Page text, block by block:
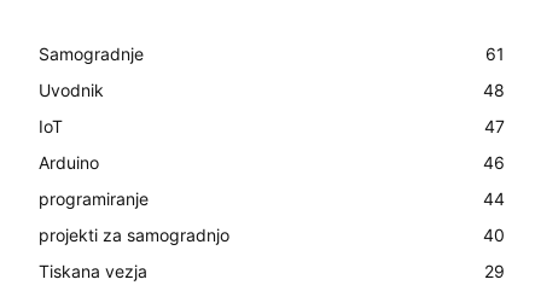
Samogradnje
61
Uvodnik
48
IoT
47
Arduino
46
programiranje
44
projekti za samogradnjo
40
Tiskana vezja
29